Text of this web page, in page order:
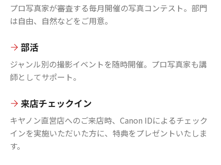
プロ写真家が審査する毎月開催の写真コンテスト。部門
は自由、自然などをご用意。
部活
ジャンル別の撮影イベントを随時開催。プロ写真家も講
師としてサポート。
来店チェックイン
キヤノン直営店へのご来店時、Canon IDによるチェック
インを実施いただいた方に、特典をプレゼントいたしま
す。